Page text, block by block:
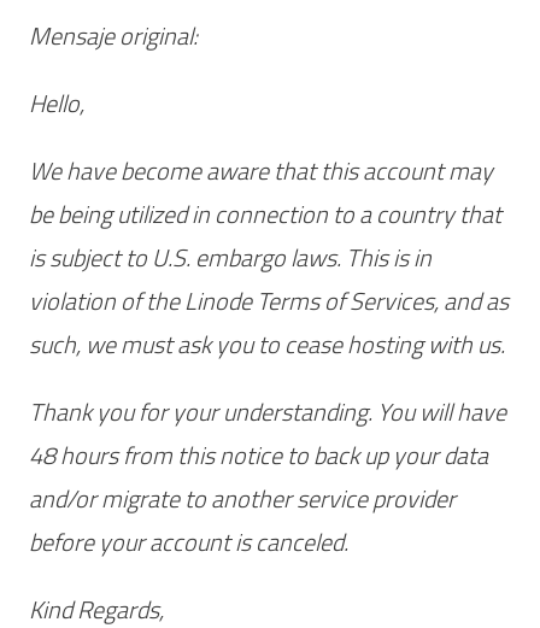
Mensaje original:
Hello,
We have become aware that this account may
be being utilized in connection to a country that
is subject to U.S. embargo laws. This is in
violation of the Linode Terms of Services, and as
such, we must ask you to cease hosting with us.
Thank you for your understanding. You will have
48 hours from this notice to back up your data
and/or migrate to another service provider
before your account is canceled.
Kind Regards,